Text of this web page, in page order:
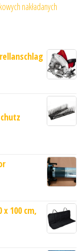
nakładanych
100 cm,